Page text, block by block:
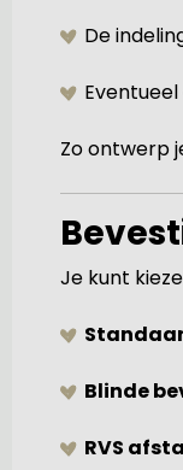
De
Zo ontwerp
Je kunt
Blinde
RVS